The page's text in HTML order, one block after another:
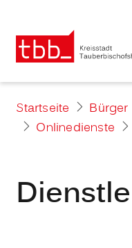
Startseite Bürger
Onlinedienste